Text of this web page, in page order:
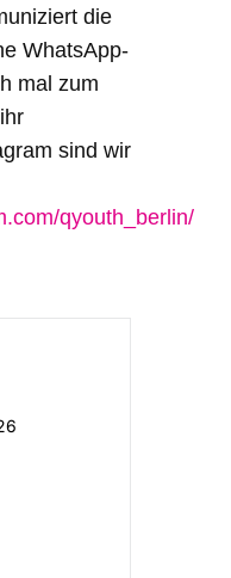
die
WhatsApp-
mal zum
sind wir
qyouth_berlin/